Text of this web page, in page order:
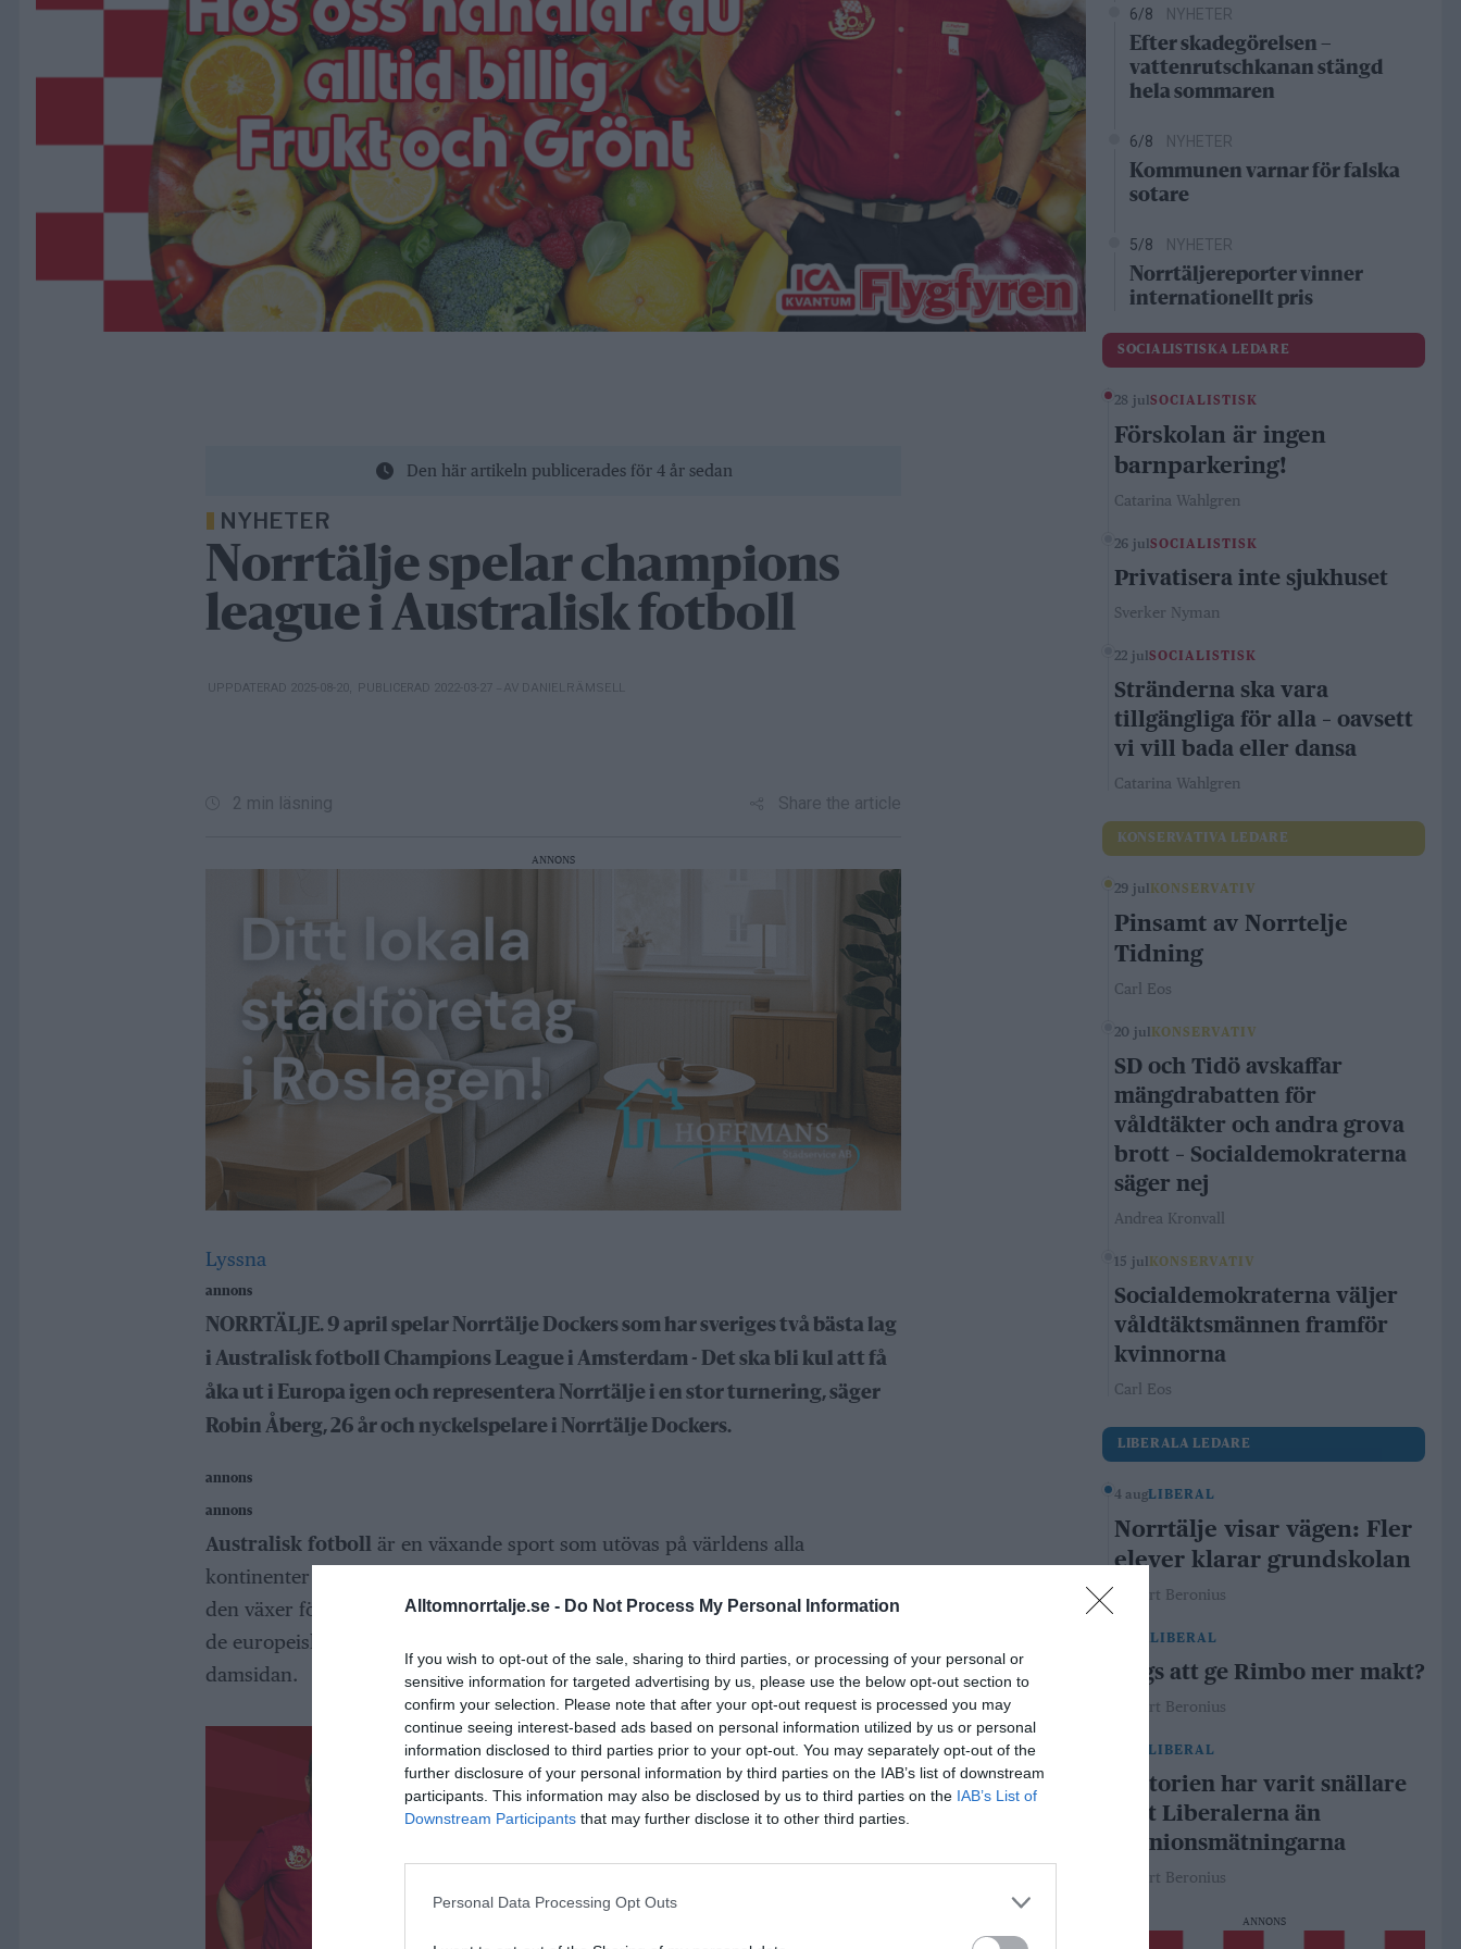
Alltomnorrtalje.se - Do Not Process My Personal Information
If you wish to opt-out of the sale, sharing to third parties, or processing of your personal or
sensitive information for targeted advertising by us, please use the below opt-out section to
confirm your selection. Please note that after your opt-out request is processed you may
continue seeing interest-based ads based on personal information utilized by us or personal
information disclosed to third parties prior to your opt-out. You may separately opt-out of the
further disclosure of your personal information by third parties on the IAB’s list of downstream
participants. This information may also be disclosed by us to third parties on the IAB’s List of
Downstream Participants that may further disclose it to other third parties.
Personal Data Processing Opt Outs
Den här artikeln publicerades för 4 år sedan
NYHETER
Norrtälje spelar champions
league i Australisk fotboll
UPPDATERAD 2025-08-20 , PUBLICERAD 2022-03-27 – AV DANIEL RÄMSELL
2 min läsning Share the article
ANNONS
Lyssna
annons
NORRTÄLJE. 9 april spelar Norrtälje Dockers som har sveriges två bästa lag
i Australisk fotboll Champions League i Amsterdam - Det ska bli kul att få
åka ut i Europa igen och representera Norrtälje i en stor turnering, säger
Robin Åberg, 26 år och nyckelspelare i Norrtälje Dockers.
annons
annons
Australisk fotboll är en växande sport som utövas på världens alla
kontinenter förutom Antarktis. Störst är sporten givetvis i Australien, men
den växer för varje år i Europa där det numera finns ett lag i över hälften av
de europeiska länderna. Norrtälje är bäst i Sverige, på både herr- och
damsidan.
6/8 NYHETER
Efter skadegörelsen –
vattenrutschkanan stängd
hela sommaren
6/8 NYHETER
Kommunen varnar för falska
sotare
5/8 NYHETER
Norrtäljereporter vinner
internationellt pris
SOCIALISTISKA LEDARE
28 julSOCIALISTISK
Förskolan är ingen
barnparkering!
Catarina Wahlgren
26 julSOCIALISTISK
Privatisera inte sjukhuset
Sverker Nyman
22 julSOCIALISTISK
Stränderna ska vara
tillgängliga för alla – oavsett
vi vill bada eller dansa
Catarina Wahlgren
KONSERVATIVA LEDARE
29 jul KONSERVATIV
Pinsamt av Norrtelje
Tidning
Carl Eos
20 jul KONSERVATIV
SD och Tidö avskaffar
mängdrabatten för
våldtäkter och andra grova
brott – Socialdemokraterna
säger nej
Andrea Kronvall
15 jul KONSERVATIV
Socialdemokraterna väljer
våldtäktsmännen framför
kvinnorna
Carl Eos
LIBERALA LEDARE
4 augLIBERAL
Norrtälje visar vägen: Fler
elever klarar grundskolan
Robert Beronius
29 julLIBERAL
Dags att ge Rimbo mer makt?
Robert Beronius
LIBERAL
Historien har varit snällare
mot Liberalerna än
opinionsmätningarna
Robert Beronius
ANNONS